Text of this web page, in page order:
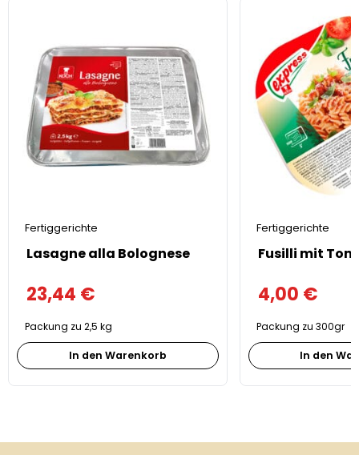
Fertiggerichte
Lasagne alla Bolognese
23,44 €
Packung zu 2,5 kg
In den Warenkorb
Fertiggerichte
4,00 €
Packung zu 300gr
In den